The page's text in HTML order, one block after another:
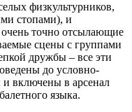
физкультурников,
стопами), и
точно отсылающие
сцены с группами
дружбы – все эти
до условно-
и включены в арсенал
языка.